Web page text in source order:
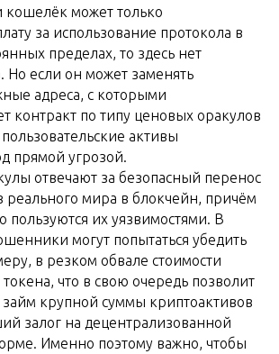
кошелёк может только
за использование протокола в
пределах, то здесь нет
Но если он может заменять
адреса, с которыми
контракт по типу ценовых оракулов
активы
прямой угрозой.
отвечают за безопасный перенос
мира в блокчейн, причём
пользуются их уязвимостями. В
могут попытаться убедить
в резком обвале стоимости
что в свою очередь позволит
займ крупной суммы криптоактивов
залог на децентрализованной
Именно поэтому важно, чтобы